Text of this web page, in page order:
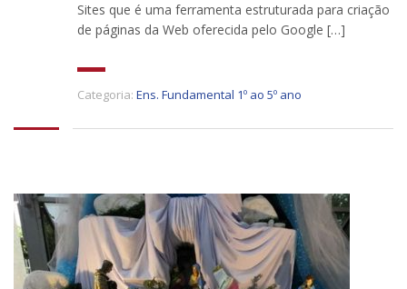
Sites que é uma ferramenta estruturada para criação
de páginas da Web oferecida pelo Google […]
Categoria: Ens. Fundamental 1º ao 5º ano